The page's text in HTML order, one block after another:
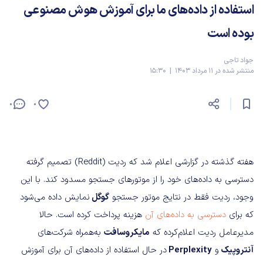
استفاده از داده‌های ما برای آموزش هوش مصنوعی
بوده است
جواد تاجی
منتشر شده در 11 مرداد 1403 | 15:30
0 0
هفته گذشته در گزارشی اعلام شد که ردیت (Reddit) تصمیم گرفته
دسترسی به داده‌های خود را از موتورهای جستجو مسدود کند. با این
وجود، ردیت فقط در نتایج موتور جستجو گوگلنمایش داده می‌شود
که برای دسترسی به داده‌های آن هزینه پرداخت کرده است. حالا
مدیرعامل ردیت اعلام‌کرده که مایکروسافت به‌همراه شرکت‌های
آنتروپیک و Perplexityدر حال استفاده از داده‌های آن برای آموزش